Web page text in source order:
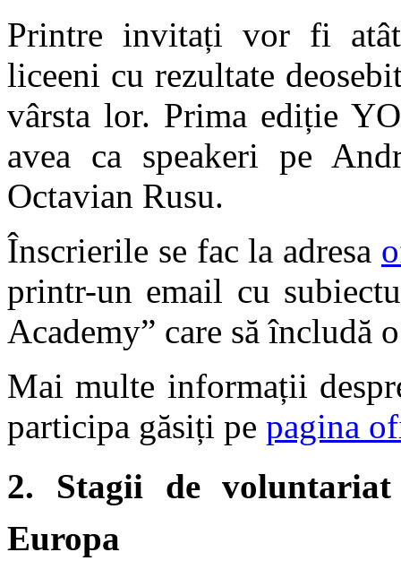
Printre invitați vor fi
liceeni cu rezultate
vârsta lor. Prima ediție
avea ca speakeri pe
Octavian Rusu.
Înscrierile se fac la adresa
printr-un email cu
Academy” care să încludă
Mai multe informații
participa găsiți pe pagina
2. Stagii de
Europa